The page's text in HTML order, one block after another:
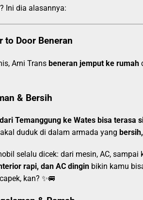
Ini dia alasannya:
to Door Beneran
Arni Trans beneran jemput ke rumah
& Bersih
Temanggung ke Wates bisa terasa
duduk di dalam armada yang
selalu dicek: dari mesin, AC, sampai
rapi, dan AC dingin bikin kamu
kan? ✨🚐